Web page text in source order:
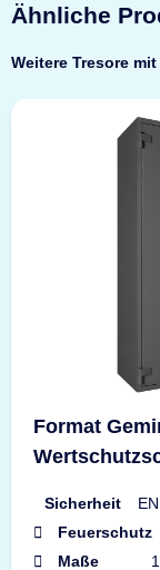
Ähnliche
Weitere Tresore
Format
Sicherheit
Feuerschutz
Maße